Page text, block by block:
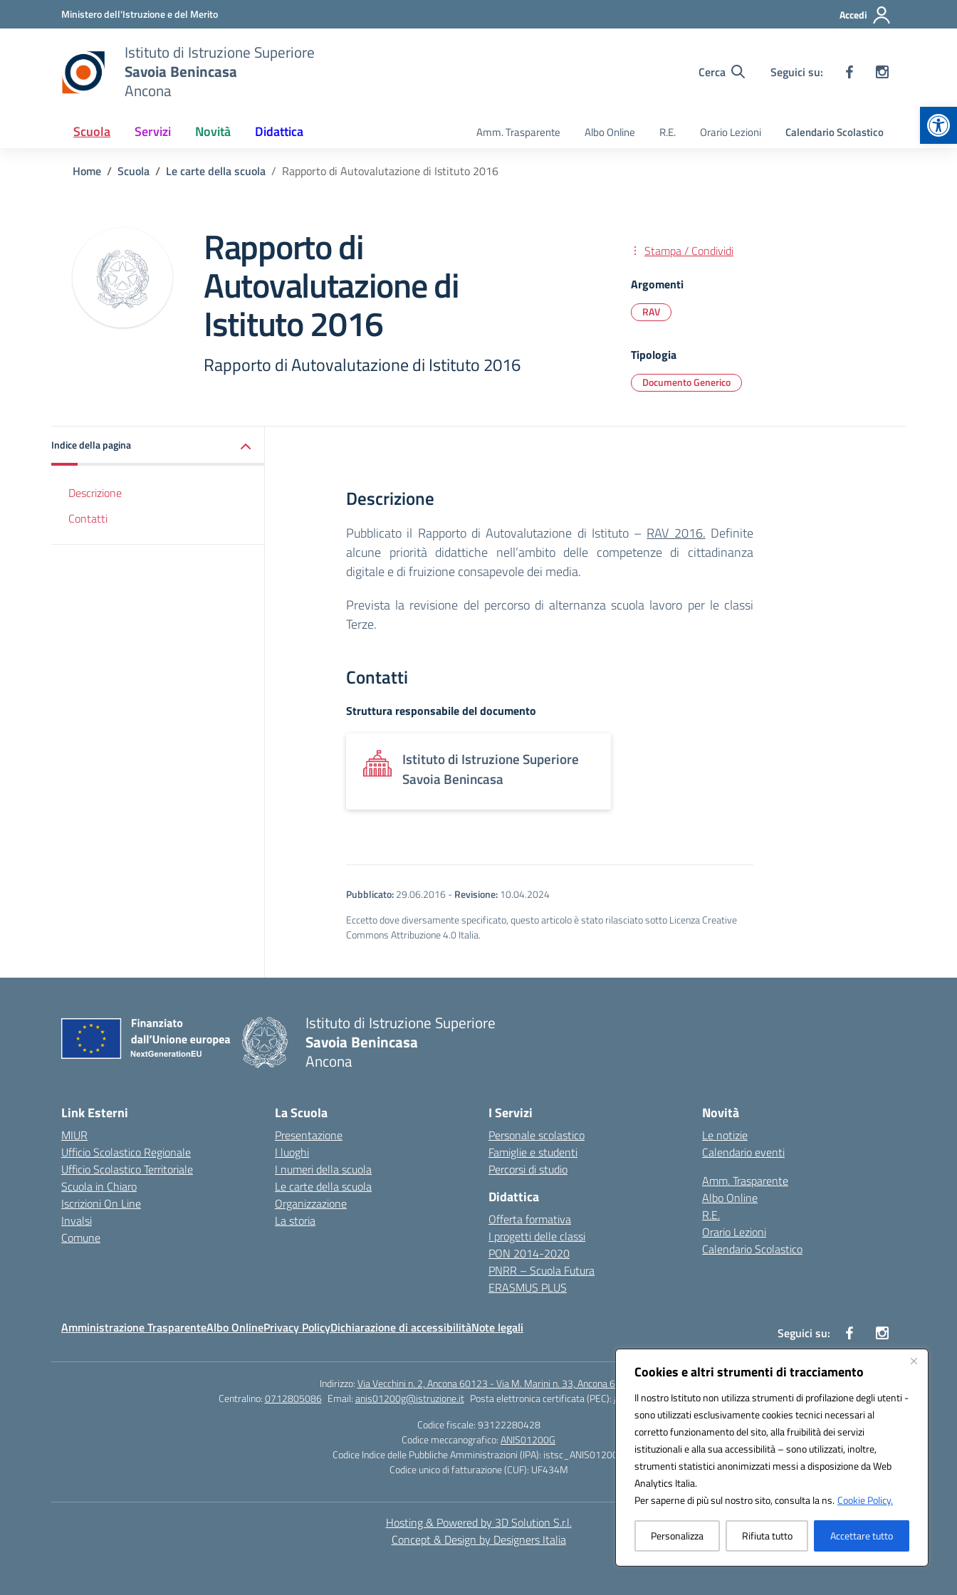
Cookies e altri strumenti di tracciamento
Il nostro Istituto non utilizza strumenti di profilazione degli utenti -
sono utilizzati esclusivamente cookies tecnici necessari al
corretto funzionamento del sito, alla fruibilità dei servizi
istituzionali e alla sua accessibilità – sono utilizzati, inoltre,
strumenti statistici anonimizzati messi a disposizione da Web
Analytics Italia.
Per saperne di più sul nostro sito, consulta la ns.Cookie Policy.
Personalizza Rifiuta tutto Accettare tutto
Vai ai contenuti
Vai al menu di navigazioneMinistero dell'Istruzione e del Merito Accedi
Istituto di Istruzione Superiore
Savoia Benincasa
Ancona
Cerca Seguici su:
Scuola Servizi Novità Didattica Amm. Trasparente Albo Online R.E. Orario Lezioni Calendario Scolastico
Home Scuola Le carte della scuola Rapporto di Autovalutazione di Istituto 2016
Rapporto di
Autovalutazione di
Istituto 2016
Rapporto di Autovalutazione di Istituto 2016
Stampa / Condividi
Argomenti
RAV
Tipologia
Documento Generico
Indice della pagina
Descrizione
Contatti
Descrizione
Pubblicato il Rapporto di Autovalutazione di Istituto – RAV 2016. Definite
alcune priorità didattiche nell’ambito delle competenze di cittadinanza
digitale e di fruizione consapevole dei media.
Prevista la revisione del percorso di alternanza scuola lavoro per le classi
Terze.
Contatti
Struttura responsabile del documento
Istituto di Istruzione Superiore
Savoia Benincasa
Pubblicato:29.06.2016 -Revisione:10.04.2024
Eccetto dove diversamente specificato, questo articolo è stato rilasciato sotto Licenza Creative
Commons Attribuzione 4.0 Italia.
Istituto di Istruzione Superiore
Savoia Benincasa
Ancona
Link Esterni
MIUR
Ufficio Scolastico Regionale
Ufficio Scolastico Territoriale
Scuola in Chiaro
Iscrizioni On Line
Invalsi
Comune
La Scuola
Presentazione
I luoghi
I numeri della scuola
Le carte della scuola
Organizzazione
La storia
I Servizi
Personale scolastico
Famiglie e studenti
Percorsi di studio
Didattica
Offerta formativa
I progetti delle classi
PON 2014-2020
PNRR – Scuola Futura
ERASMUS PLUS
Novità
Le notizie
Calendario eventi
Amm. Trasparente
Albo Online
R.E.
Orario Lezioni
Calendario Scolastico
Amministrazione TrasparenteAlbo OnlinePrivacy PolicyDichiarazione di accessibilitàNote legali Seguici su:
Indirizzo:Via Vecchini n. 2, Ancona 60123 - Via M. Marini n. 33, Ancona 60129
Centralino:0712805086 Email:anis01200g@istruzione.it Posta elettronica certificata (PEC):anis01200g@pec.istruzione.it
Codice fiscale: 93122280428
Codice meccanografico:ANIS01200G
Codice Indice delle Pubbliche Amministrazioni (IPA): istsc_ANIS01200G
Codice unico di fatturazione (CUF): UF434M
Hosting & Powered by 3D Solution S.r.l.
Concept & Design by Designers Italia